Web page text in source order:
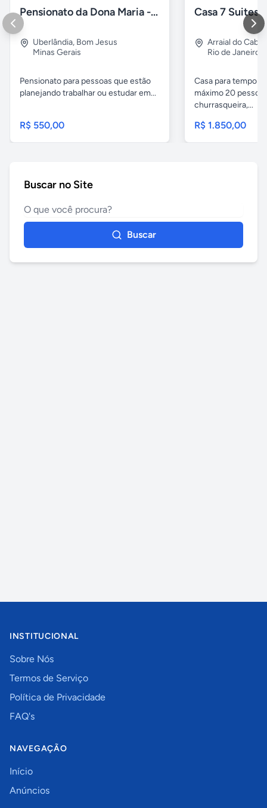
Pensionato da Dona Maria - Uberlândia/MG
Uberlândia, Bom Jesus
Minas Gerais
Pensionato para pessoas que estão
planejando trabalhar ou estudar em...
R$ 550,00
Arraial do Cabo
Rio de Janeiro
Casa para
máximo 20
churrasqueira,...
R$ 1.850,00
Buscar no Site
Buscar
INSTITUCIONAL
Sobre Nós
Termos de Serviço
Política de Privacidade
FAQ's
NAVEGAÇÃO
Início
Anúncios